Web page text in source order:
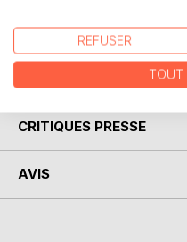
secrets, ses doutes et ses
CRITIQUES PRESSE
AVIS
REFUSER
TOUT